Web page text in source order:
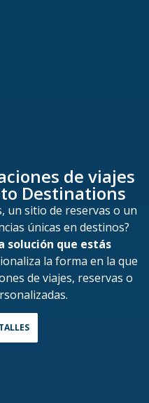
de viajes
Destinations
un sitio de reservas o un
únicas en destinos?
solución que estás
la forma en la que
de viajes, reservas o